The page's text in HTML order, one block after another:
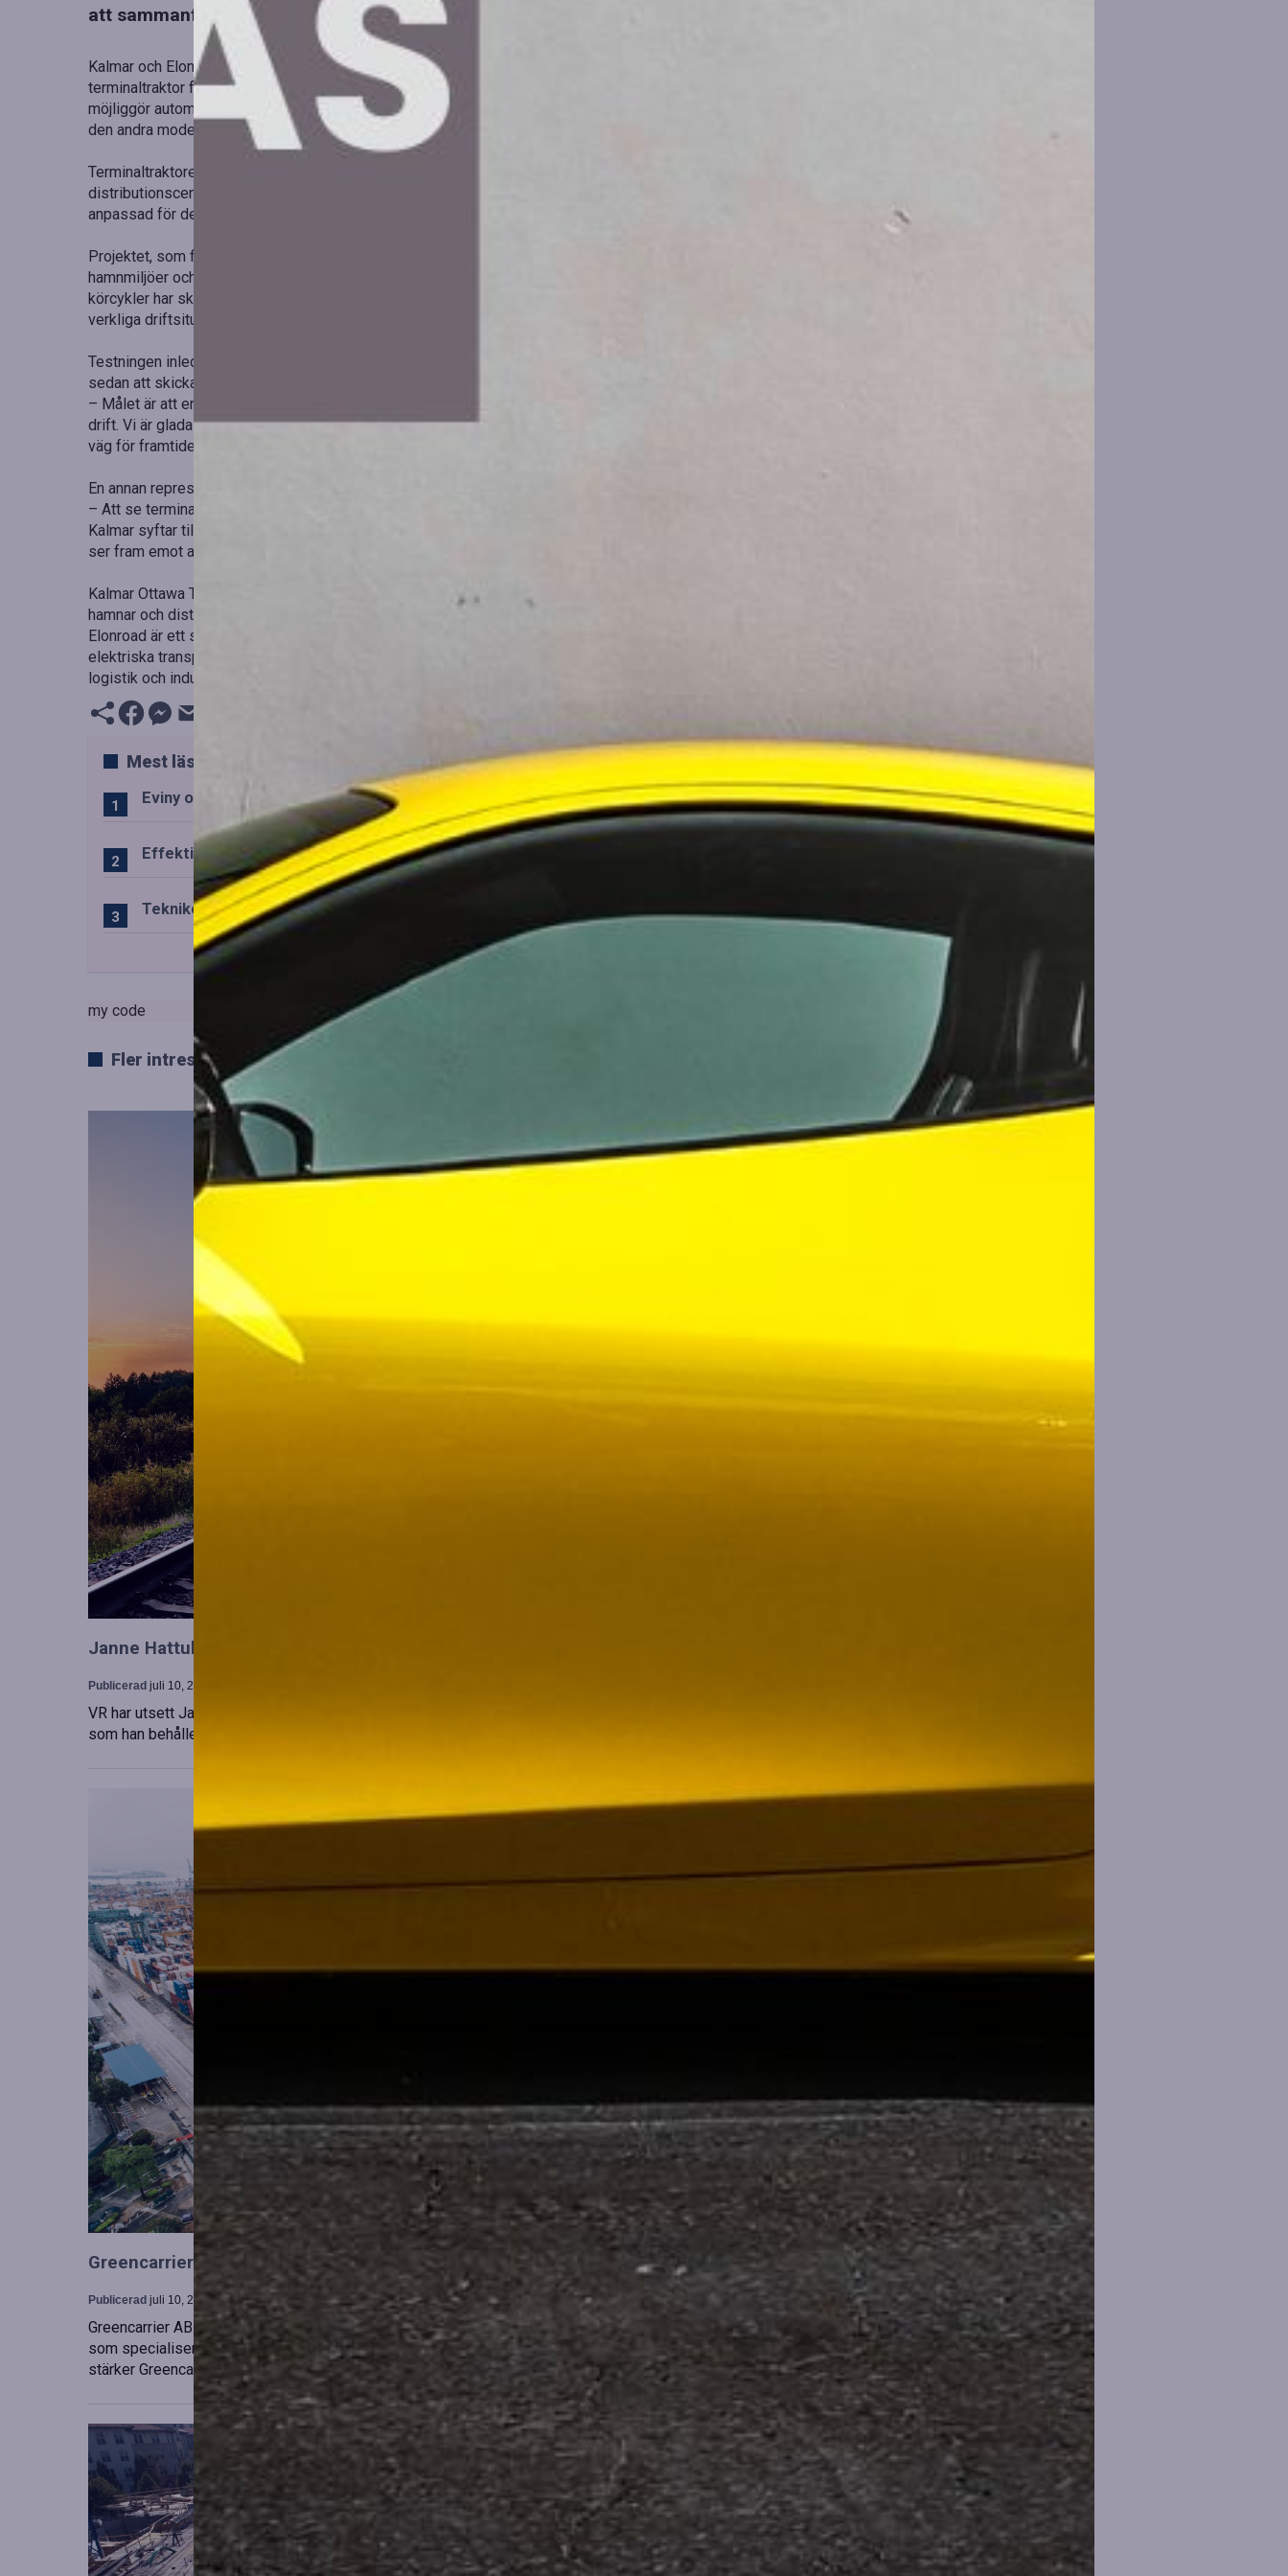
att sammanfatta sina resultat i en rapport senare under samma år.
Kalmar och Elonroad avancerar i sitt elektrifieringsprojekt genom att testa en elektrisk
terminaltraktor från Kalmar Ottawa, som använder Elonroads konduktiva elvägssystem. Deras teknik
möjliggör automatisk laddning under körning, vilket kallas dynamisk laddning. Terminaltraktorn är
den andra modellen i testserien, efter Kalmars elektriska reachstacker.
Terminaltraktorer används i stor utsträckning inom terminallogistik och är viktiga i hamnar och
distributionscenter. Genom att testa en terminaltraktor visar projektet att dynamisk laddning är
anpassad för de fordon som används globalt inom hamnverksamhet.
Projektet, som finansieras av Energimyndigheten, syftar till att utveckla Elonroads elvägssystem för
hamnmiljöer och att identifiera lämpliga fordon för konduktiv laddning under drift. Teoretiska
körcykler har skapats för att mäta energiförbrukningen och laddningsbehovet för terminaltraktorn i
verkliga driftsituationer.
Testningen inleddes i maj 2026 och kommer att pågå fram till slutet av juni. En rapport kommer
sedan att skickas in till Energimyndigheten under hösten.
– Målet är att erbjuda Kalmars kunder en effektiv laddningslösning som säkerställer kontinuerlig
drift. Vi är glada över att ta nästa steg mot detta mål och visa att dynamisk laddning är en lovande
väg för framtidens elektrifiering av tunga transporter, säger en teknisk chef på Kalmar.
En annan representant från Elonroad kommenterar:
– Att se terminaltraktorn testas med vår teknik är en betydelsefull milstolpe. Vårt samarbete med
Kalmar syftar till att bevisa att tekniken är hållbar för de fordon som dagligen används i hamnar. Vi
ser fram emot att implementera tekniken i verkliga miljöer tillsammans med pilotkunder.
Kalmar Ottawa T2 är en erkänd terminaltraktor som tillverkas sedan 1958 och används globalt i
hamnar och distributionscenter, både i diesel- och elversioner.
Elonroad är ett svenskt företag som fokuserar på att utveckla automatisk laddinfrastruktur för
elektriska transporter, vilket minskar behovet av stora batterier och underlättar elektrifieringen inom
logistik och industriella transportsystem.
Mest lästa
Eviny och Statkraft förenar snabbladdningstjänster i Norden
Effektiv drift av trafiktekniska system i Sverige
Teknikens roll i den svenska spelupplevelsen
my code
Fler intressanta artiklar
Janne Hattula tillträder som ny ledare för VR City Traffic i Sverige och Finland
Publicerad juli 10, 2026
VR har utsett Janne Hattula att leda verksamheten för upphandlad kollektivtrafik i Sverige, samtidigt
som han behåller sitt ansvar i Finland. Detta sker i kölvattnet av Johan Oscarssons avsked från…
Greencarrier utökar sin verksamhet genom förvärv av Containerhandel CARU
Publicerad juli 10, 2026
Greencarrier AB har förvärvat en majoritetsandel i Containerhandel CARU AB, ett svenskt företag
som specialiserar sig på försäljning, uthyrning och skräddarsydda containerlösningar. Detta förvärv
stärker Greencarriers ställning inom containersektorn och…